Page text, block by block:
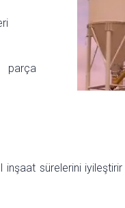
inşaat sürelerini